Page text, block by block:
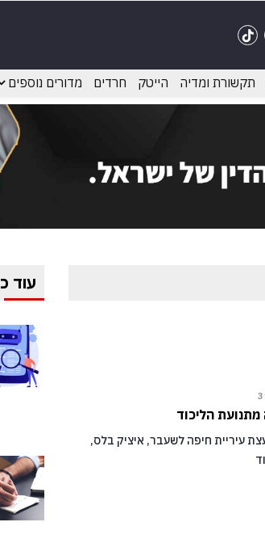
תקשורת ומדיה הייטק חרדים מדורים נוספים
הליכוד
עיריית חיפה לשעבר, איציק בלס,
עוד